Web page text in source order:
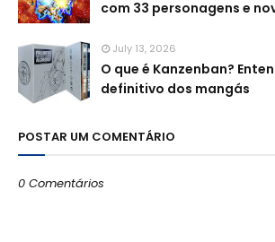
com 33 personagens e
July 13, 2026
O que é Kanzenban?
definitivo dos mangás
POSTAR UM COMENTÁRIO
0 Comentários